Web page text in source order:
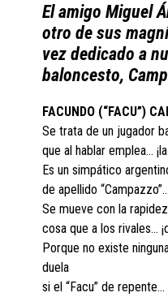
El amigo Miguel
otro de sus
vez dedicado a
baloncesto,
FACUNDO (“FACU”)
Se trata de un jugador
que al hablar emplea…
Es un simpático
de apellido
Se mueve con la
cosa que a los rivales…
Porque no existe
duela
si el “Facu” de